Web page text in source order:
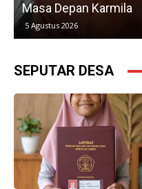
Kedua
5 Agustus 2026
SEPUTAR DESA